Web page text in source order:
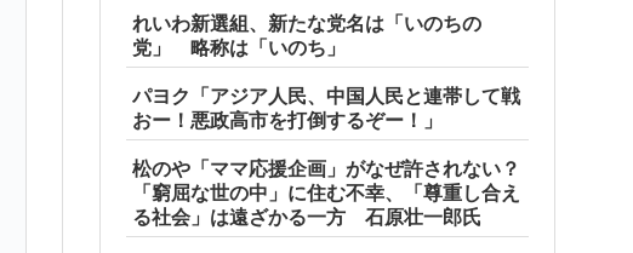
れいわ新選組、新たな党名は「いのちの
党」 略称は「いのち」
パヨク「アジア人民、中国人民と連帯して戦
おー！悪政高市を打倒するぞー！」
松のや「ママ応援企画」がなぜ許されない？
「窮屈な世の中」に住む不幸、「尊重し合え
る社会」は遠ざかる一方 石原壮一郎氏